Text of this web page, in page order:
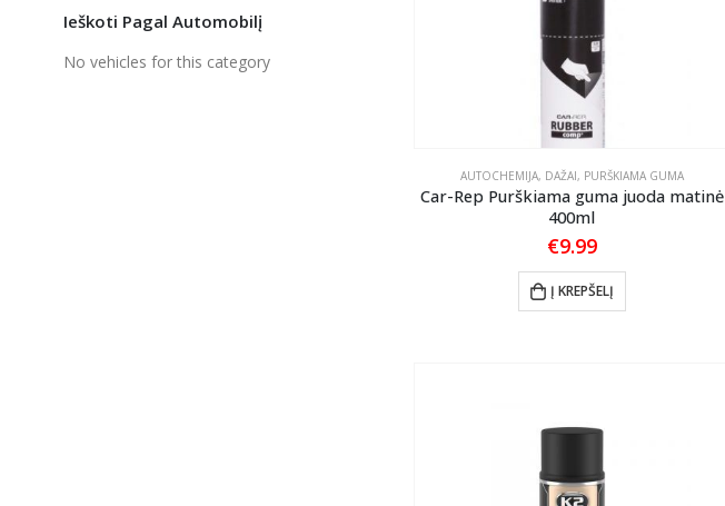
AUTOCHEMIJA, DAŽAI, PURŠKIAMA GUMA
Car-Rep Purškiama guma juoda matinė
400ml
€9.99
Į KREPŠELĮ
Ieškoti Pagal Automobilį
No vehicles for this category